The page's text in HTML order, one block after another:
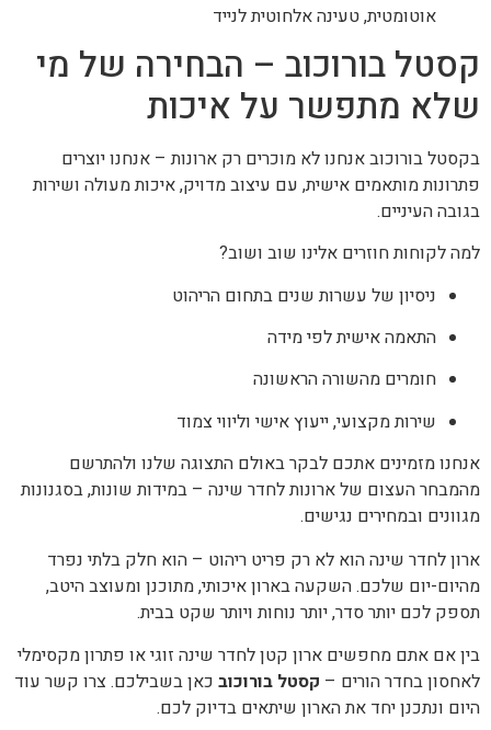
אוטומטית, טעינה אלחוטית לנייד
קסטל בורוכוב – הבחירה של מי
שלא מתפשר על איכות
בקסטל בורוכוב אנחנו לא מוכרים רק ארונות – אנחנו יוצרים
פתרונות מותאמים אישית, עם עיצוב מדויק, איכות מעולה ושירות
בגובה העיניים.
למה לקוחות חוזרים אלינו שוב ושוב?
ניסיון של עשרות שנים בתחום הריהוט
התאמה אישית לפי מידה
חומרים מהשורה הראשונה
שירות מקצועי, ייעוץ אישי וליווי צמוד
אנחנו מזמינים אתכם לבקר באולם התצוגה שלנו ולהתרשם
מהמבחר העצום של ארונות לחדר שינה – במידות שונות, בסגנונות
מגוונים ובמחירים נגישים.
ארון לחדר שינה הוא לא רק פריט ריהוט – הוא חלק בלתי נפרד
מהיום-יום שלכם. השקעה בארון איכותי, מתוכנן ומעוצב היטב,
תספק לכם יותר סדר, יותר נוחות ויותר שקט בבית.
בין אם אתם מחפשים ארון קטן לחדר שינה זוגי או פתרון מקסימלי
לאחסון בחדר הורים – קסטל בורוכוב כאן בשבילכם. צרו קשר עוד
היום ונתכנן יחד את הארון שיתאים בדיוק לכם.